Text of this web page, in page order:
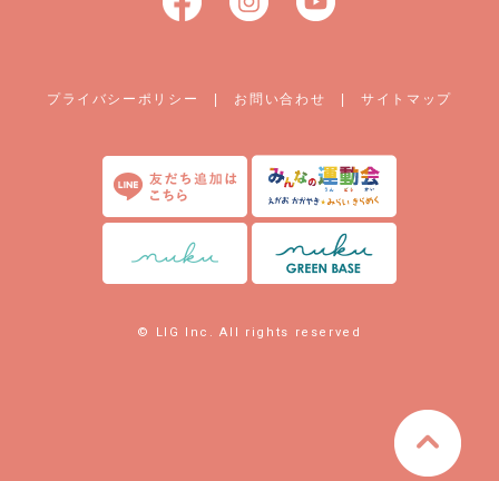
プライバシーポリシー お問い合わせ |サイトマップ
© LIG Inc. All rights reserved